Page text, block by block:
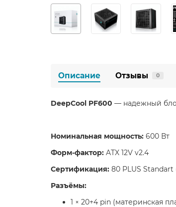
Описание Отзывы 0
DeepCool PF600 — надежный
Номинальная мощность: 600 Вт
Форм-фактор: ATX 12V v2.4
Сертификация: 80 PLUS Standart
Разъёмы:
1 × 20+4 pin (материнская